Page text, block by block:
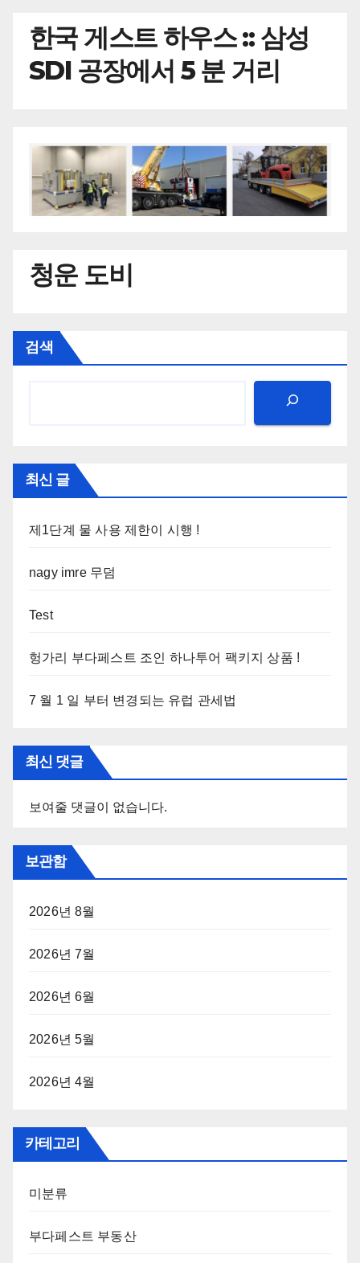
한국 게스트 하우스 :: 삼성
SDI 공장에서 5 분 거리
청운 도비
검색
최신 글
제1단계 물 사용 제한이 시행 !
nagy imre 무덤
Test
헝가리 부다페스트 조인 하나투어 팩키지 상품 !
7 월 1 일 부터 변경되는 유럽 관세법
최신 댓글
보여줄 댓글이 없습니다.
보관함
2026년 8월
2026년 7월
2026년 6월
2026년 5월
2026년 4월
카테고리
미분류
부다페스트 부동산